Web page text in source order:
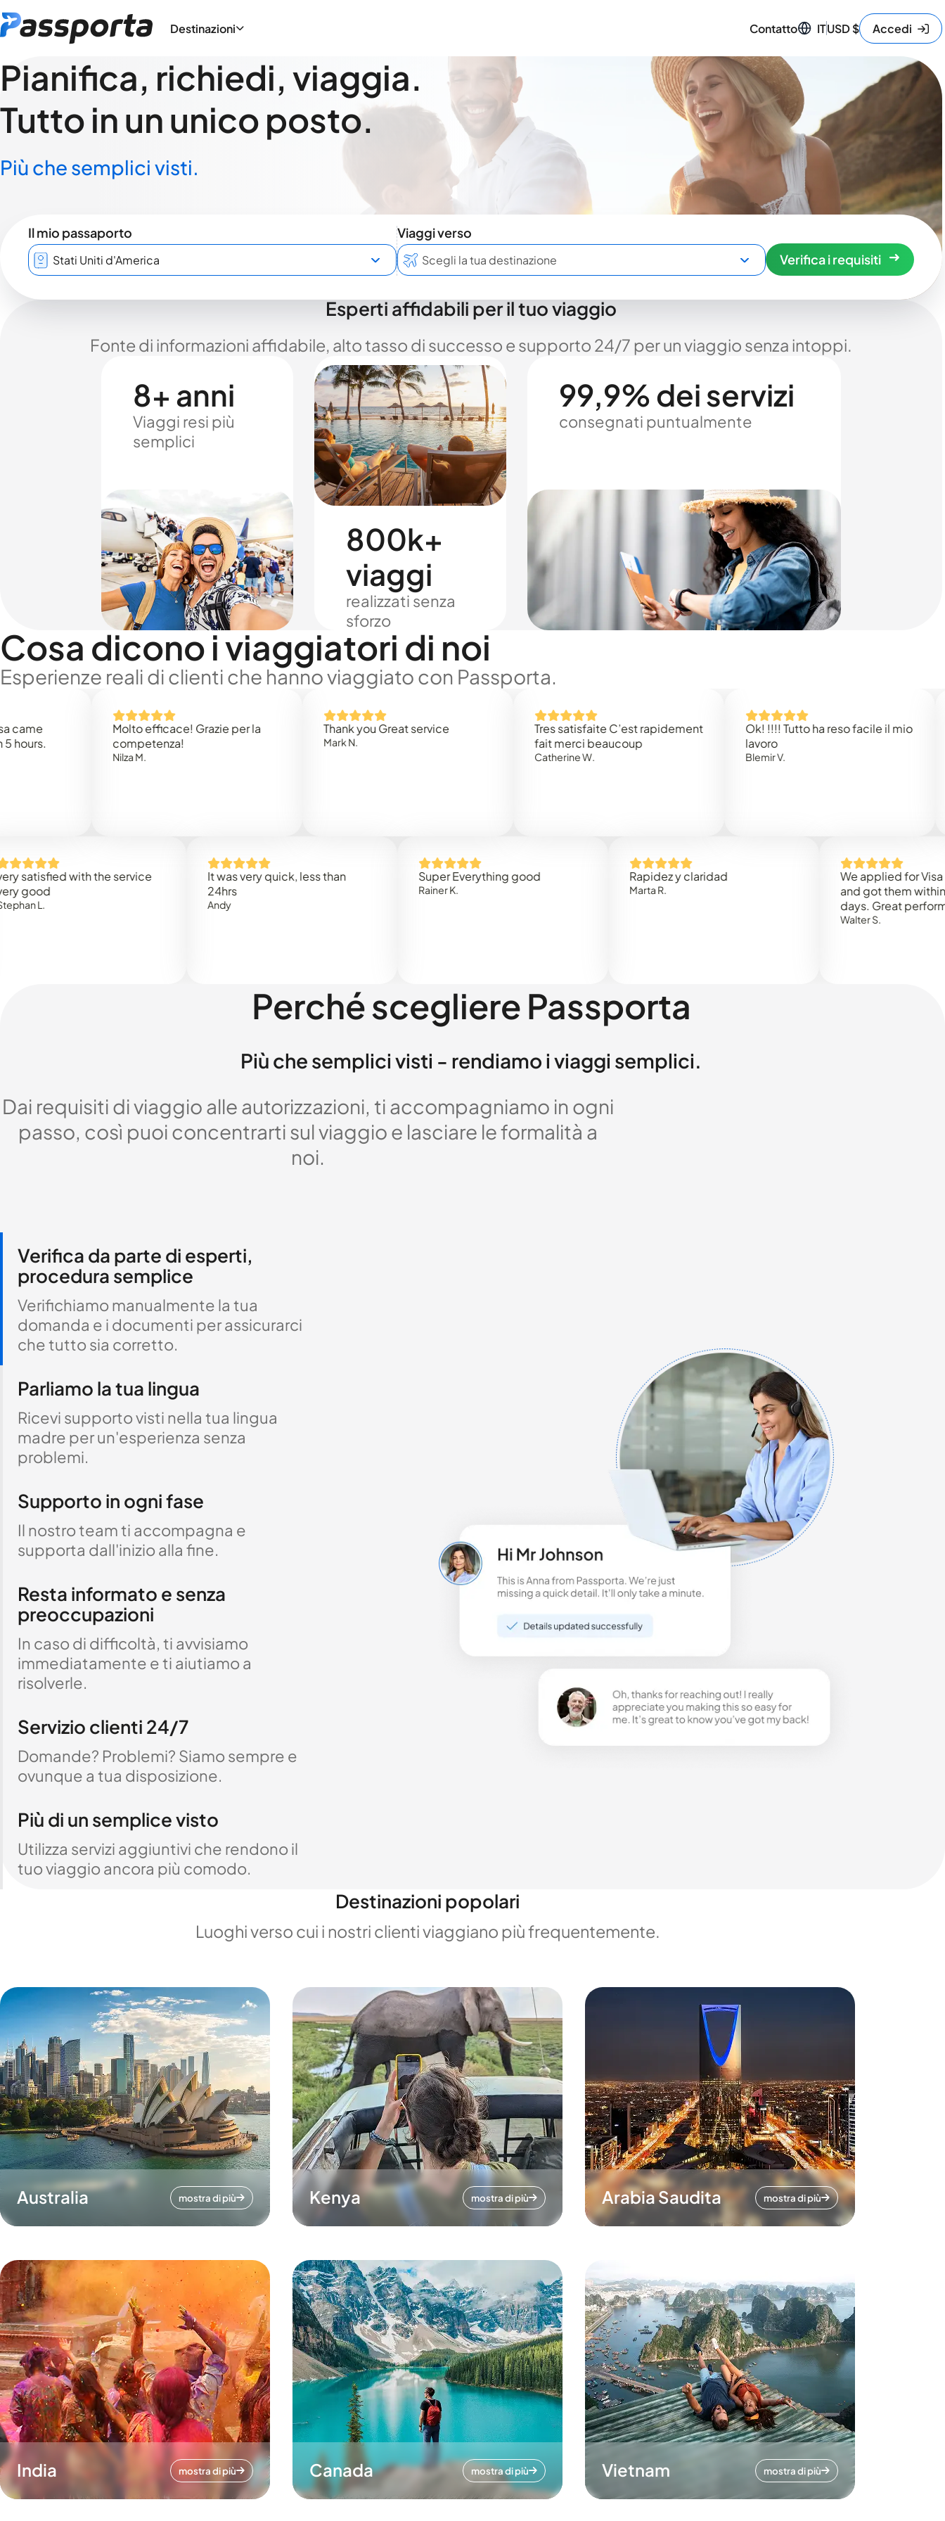
Destinazioni Contatto ITUSD$ Accedi
Pianifica, richiedi, viaggia.
Tutto in un unico posto.
Più che semplici visti.
Il mio passaporto
Viaggi verso
Verifica i requisiti
Esperti affidabili per il tuo viaggio
Fonte di informazioni affidabile, alto tasso di successo e supporto 24/7 per un viaggio senza intoppi.
8+ anni
Viaggi resi più
semplici
800k+
viaggi
realizzati senza
sforzo
99,9% dei servizi
consegnati puntualmente
Cosa dicono i viaggiatori di noi
Esperienze reali di clienti che hanno viaggiato con Passporta.
Molto efficace! Grazie per la
competenza!
Thank you Great service
Tres satisfaite C’est rapidement
fait merci beaucoup
Catherine W.
Ok! !!!! Tutto ha reso facile il mio
with the service
It was very quick, less than
Super Everything good Rapidez y claridad
We applied for Visa to
and got them within 3
days. Great performance!
Walter S.
Perché scegliere Passporta
Più che semplici visti - rendiamo i viaggi semplici.
Dai requisiti di viaggio alle autorizzazioni, ti accompagniamo in ogni
passo, così puoi concentrarti sul viaggio e lasciare le formalità a
noi.
Verifica da parte di esperti,
procedura semplice
Verifichiamo manualmente la tua
domanda e i documenti per assicurarci
che tutto sia corretto.
Parliamo la tua lingua
Ricevi supporto visti nella tua lingua
madre per un'esperienza senza
problemi.
Supporto in ogni fase
Il nostro team ti accompagna e
supporta dall'inizio alla fine.
Resta informato e senza
preoccupazioni
In caso di difficoltà, ti avvisiamo
immediatamente e ti aiutiamo a
risolverle.
Servizio clienti 24/7
Domande? Problemi? Siamo sempre e
ovunque a tua disposizione.
Più di un semplice visto
Utilizza servizi aggiuntivi che rendono il
tuo viaggio ancora più comodo.
Destinazioni popolari
Luoghi verso cui i nostri clienti viaggiano più frequentemente.
Australia mostra di più Kenya mostra di più Arabia Saudita mostra di più
India mostra di più Canada mostra di più Vietnam mostra di più